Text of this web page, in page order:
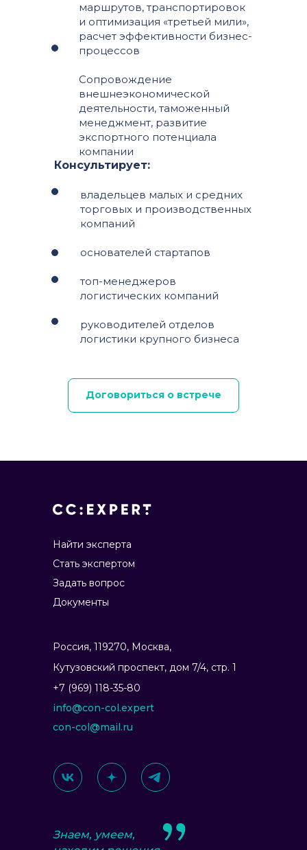
Договориться о встрече
маршрутов, транспортировок
и оптимизация «третьей мили»,
расчет эффективности бизнес-
процессов
Сопровождение
внешнеэкономической
деятельности, таможенный
менеджмент, развитие
экспортного потенциала
компании
Консультирует:
владельцев малых и средних
торговых и производственных
компаний
основателей стартапов
топ-менеджеров
логистических компаний
руководителей отделов
логистики крупного бизнеса
Найти эксперта
Стать экспертом
Задать вопрос
Документы
Россия, 119270, Москва,
info@con-col.expert
+7 (969) 118-35-80
Ку­тузов­ский прос­пект, дом 7/4, стр. 1
Знаем, умеем,
con-col@mail.ru